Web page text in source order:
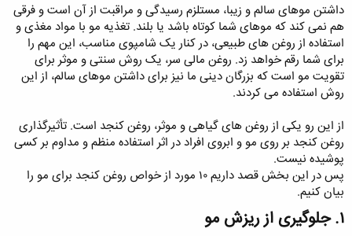
داشتن موهای سالم و زیبا، مستلزم رسیدگی و مراقبت از آن است و فرقی
هم نمی کند که موهای شما کوتاه باشد یا بلند. تغذیه مو با مواد مغذی و
استفاده از روغن‌ های طبیعی، در کنار یک شامپوی مناسب، این مهم را
برای شما رقم خواهد زد. روغن ‌مالی سر، یک روش سنتی و موثر برای
تقویت مو است که بزرگان دینی ما نیز برای داشتن موهای سالم، از این
روش استفاده می ‌کردند.
از این رو یکی از روغن های گیاهی و موثر، روغن کنجد است. تأثیرگذاری
روغن کنجد بر روی مو و ابروی افراد در اثر استفاده منظم و مداوم بر کسی
پوشیده نیست.
پس در این بخش قصد داریم ۱۰ مورد از خواص روغن کنجد برای مو را
بیان کنیم.
۱. جلوگیری از ریزش مو​